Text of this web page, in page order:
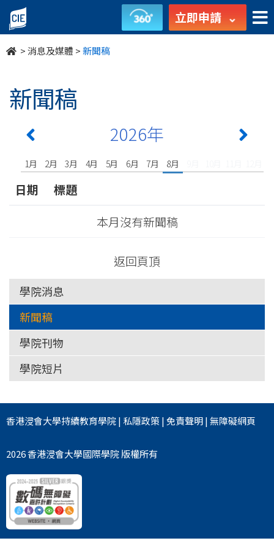
新
聞
消
及
媒
國
際
學
院
香
港
浸
會
大
學
立即申請
>消息及媒體 >新聞稿
新聞稿
2026年
1月 2月 3月 4月 5月 6月 7月 8月
日期
標題
本月沒有新聞稿
返回頁頂
學院消息
新聞稿
學院刊物
學院短片
香港浸會大學持續教育學院| 私隱政策|免責聲明|無障礙網頁
2026 香港浸會大學國際學院 版權所有